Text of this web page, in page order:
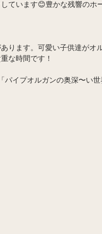
ています😊豊かな残響のホ
ります。可愛い子供達がオ
な時間です！
パイプオルガンの奥深〜い世